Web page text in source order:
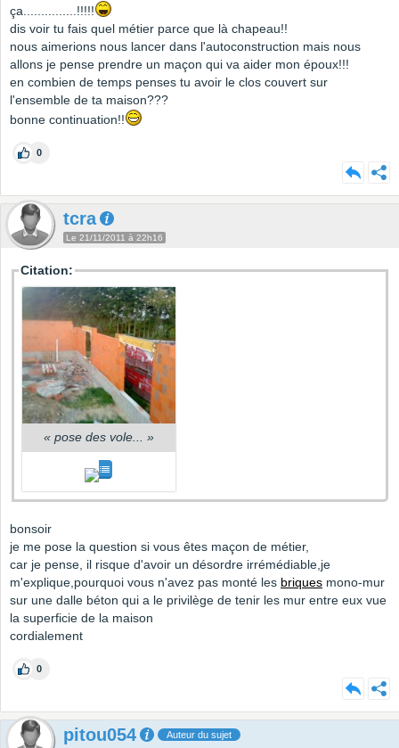
ça...............!!!!!
dis voir tu fais quel métier parce que là chapeau!!
nous aimerions nous lancer dans l'autoconstruction mais nous
allons je pense prendre un maçon qui va aider mon époux!!!
en combien de temps penses tu avoir le clos couvert sur
l'ensemble de ta maison???
bonne continuation!!
0
tcra
Le 21/11/2011 à 22h16
Citation:
« pose des vole... »
bonsoir
je me pose la question si vous êtes maçon de métier,
car je pense, il risque d'avoir un désordre irrémédiable,je
m'explique,pourquoi vous n'avez pas monté les briques mono-mur
sur une dalle béton qui a le privilège de tenir les mur entre eux vue
la superficie de la maison
cordialement
0
pitou054 Auteur du sujet